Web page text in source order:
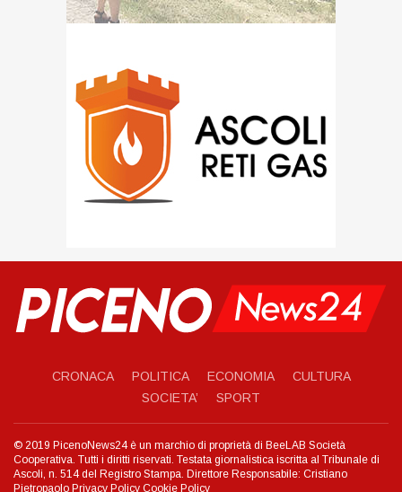
CRONACA POLITICA ECONOMIA
CULTURA
SOCIETA’
SPORT
© 2019 PicenoNews24 è un marchio di proprietà di BeeLAB Società
Cooperativa. Tutti i diritti riservati. Testata giornalistica iscritta al Tribunale di
Ascoli, n. 514 del Registro Stampa. Direttore Responsabile: Cristiano
Pietropaolo Privacy Policy Cookie Policy